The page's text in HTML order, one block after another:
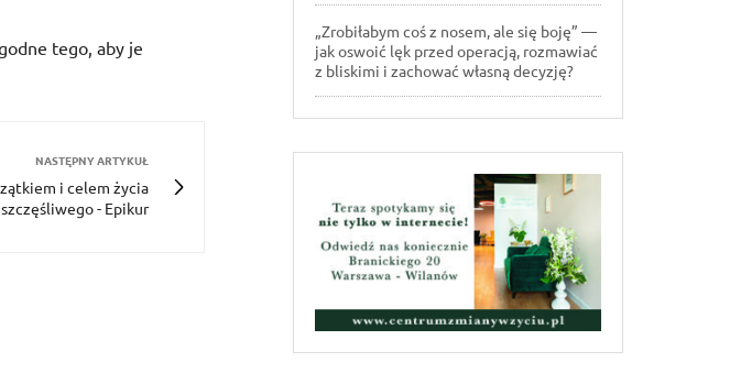
tego, aby je
NASTĘPNY ARTYKUŁ
i celem życia
szczęśliwego - Epikur
„Zrobiłabym coś z nosem, ale się boję” —
jak oswoić lęk przed operacją, rozmawiać
z bliskimi i zachować własną decyzję?